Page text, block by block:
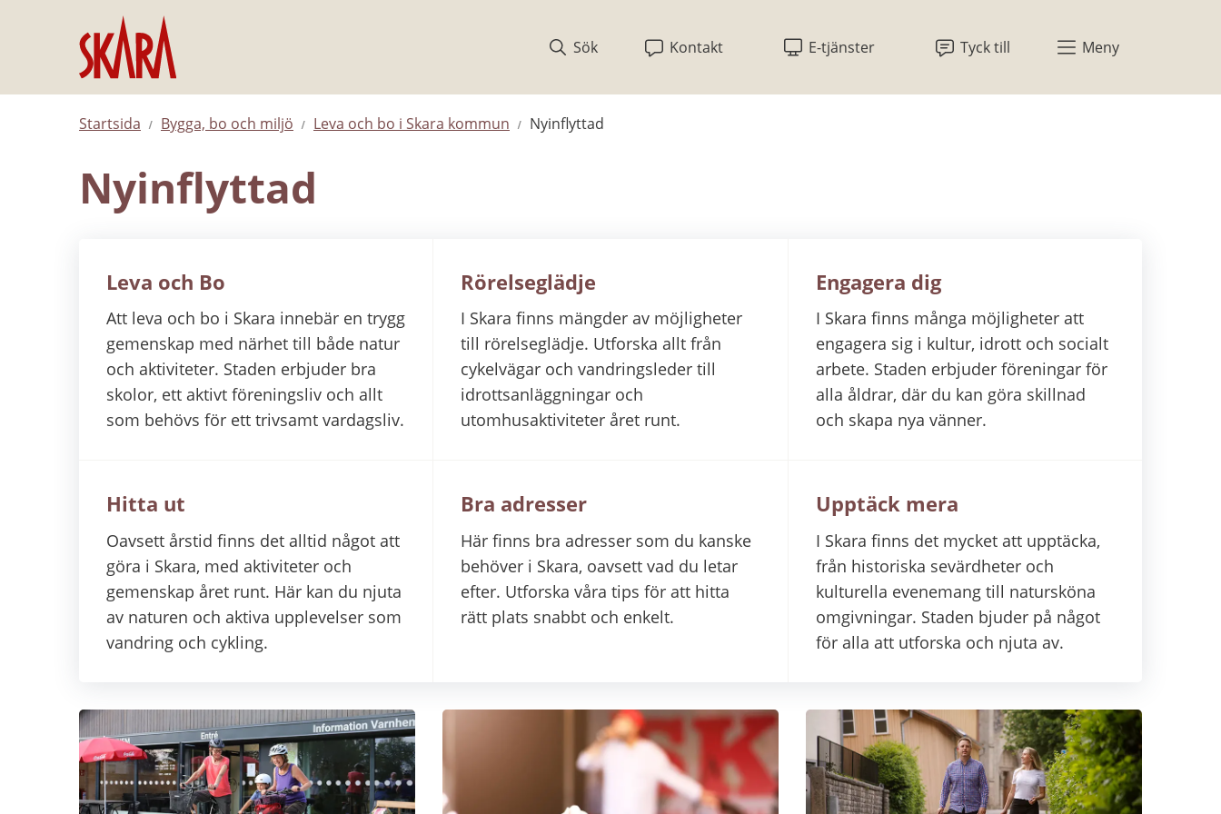
Hoppa till innehåll
Sök
Kontakt E-tjänster Tyck till Meny
Startsida Bygga, bo och miljö Leva och bo i Skara kommun Nyinflyttad
Nyinflyttad
Leva och Bo
Att leva och bo i Skara innebär en trygg
gemenskap med närhet till både natur
och aktiviteter. Staden erbjuder bra
skolor, ett aktivt föreningsliv och allt
som behövs för ett trivsamt vardagsliv.
Rörelseglädje
I Skara finns mängder av möjligheter
till rörelseglädje. Utforska allt från
cykelvägar och vandringsleder till
idrottsanläggningar och
utomhusaktiviteter året runt.
Engagera dig
I Skara finns många möjligheter att
engagera sig i kultur, idrott och socialt
arbete. Staden erbjuder föreningar för
alla åldrar, där du kan göra skillnad
och skapa nya vänner.
Hitta ut
Oavsett årstid finns det alltid något att
göra i Skara, med aktiviteter och
gemenskap året runt. Här kan du njuta
av naturen och aktiva upplevelser som
vandring och cykling.
Bra adresser
Här finns bra adresser som du kanske
behöver i Skara, oavsett vad du letar
efter. Utforska våra tips för att hitta
rätt plats snabbt och enkelt.
Upptäck mera
I Skara finns det mycket att upptäcka,
från historiska sevärdheter och
kulturella evenemang till natursköna
omgivningar. Staden bjuder på något
för alla att utforska och njuta av.